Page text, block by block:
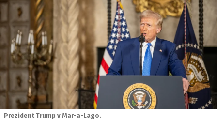
Prezident Trump v Mar-a-Lago.